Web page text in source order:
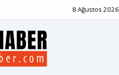
8 Ağustos